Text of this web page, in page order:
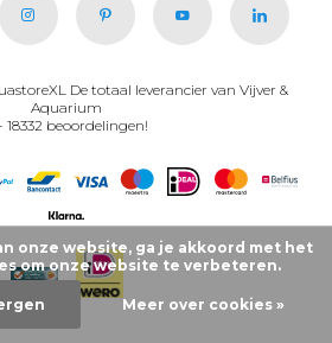
De totaal leverancier van Vijver &
Aquarium
18332 beoordelingen!
onze website, ga je akkoord met het
om onze website te verbeteren.
Meer over cookies »